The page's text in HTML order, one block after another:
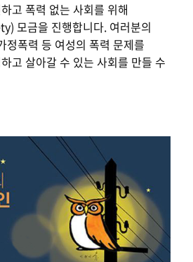
고 폭력 없는 사회를 위해
모금을 진행합니다. 여러분의
정폭력 등 여성의 폭력 문제를
고 살아갈 수 있는 사회를 만들 수